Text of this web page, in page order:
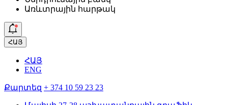
Առևտրային հարթակ
ՀԱՅ
ՀԱՅ
ENG
Քարտեզ + 374 10 59 23 23